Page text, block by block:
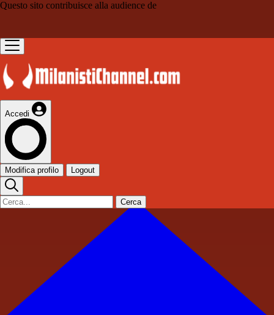
Questo sito contribuisce alla audience de
Accedi
Modifica profilo Logout
Cerca